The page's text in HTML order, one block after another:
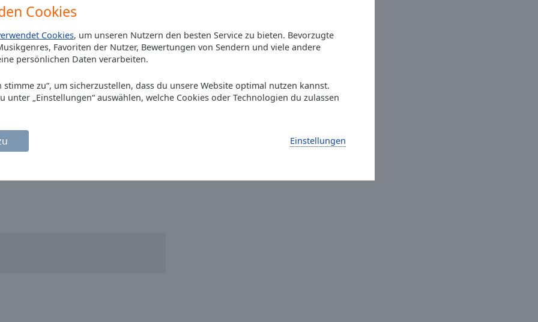
Cookies
Cookies, um unseren Nutzern den besten Service zu bieten. Bevorzugte
Favoriten der Nutzer, Bewertungen von Sendern und viele andere
persönlichen Daten verarbeiten.
stimme zu“, um sicherzustellen, dass du unsere Website optimal nutzen kannst.
unter „Einstellungen“ auswählen, welche Cookies oder Technologien du zulassen
Einstellungen